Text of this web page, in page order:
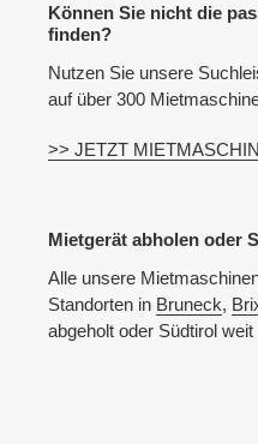
Können Sie nicht die
finden?
Nutzen Sie unsere
auf über 300
>> JETZT
Mietgerät abholen oder
Alle unsere
Standorten in Bruneck,
abgeholt oder Südtirol